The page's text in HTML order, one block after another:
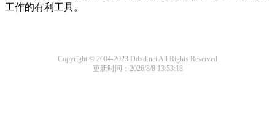
工作的有利工具。
Copyright © 2004-2023 Ddxd.net All Rights Reserved
更新时间：2026/8/8 13:53:18